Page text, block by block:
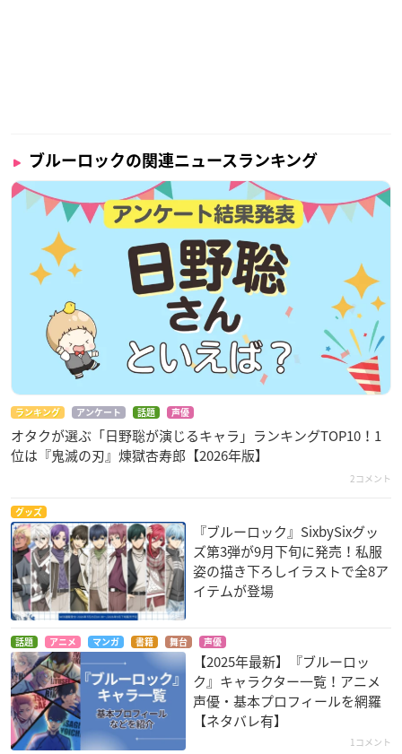
ブルーロックの関連ニュースランキング
ランキング アンケート 話題 声優
オタクが選ぶ「日野聡が演じるキャラ」ランキングTOP10！1
位は『鬼滅の刃』煉󠄁獄杏寿郎【2026年版】
2コメント
グッズ
『ブルーロック』SixbySixグッ
ズ第3弾が9月下旬に発売！私服
姿の描き下ろしイラストで全8ア
イテムが登場
話題 アニメ マンガ 書籍 舞台 声優
【2025年最新】『ブルーロッ
ク』キャラクター一覧！アニメ
声優・基本プロフィールを網羅
【ネタバレ有】
1コメント